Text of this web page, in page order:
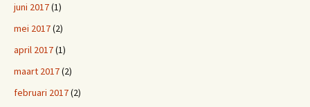
juni 2017(1)
mei 2017(2)
april 2017(1)
maart 2017(2)
februari 2017(2)